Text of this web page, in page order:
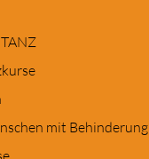
mit Behinderung